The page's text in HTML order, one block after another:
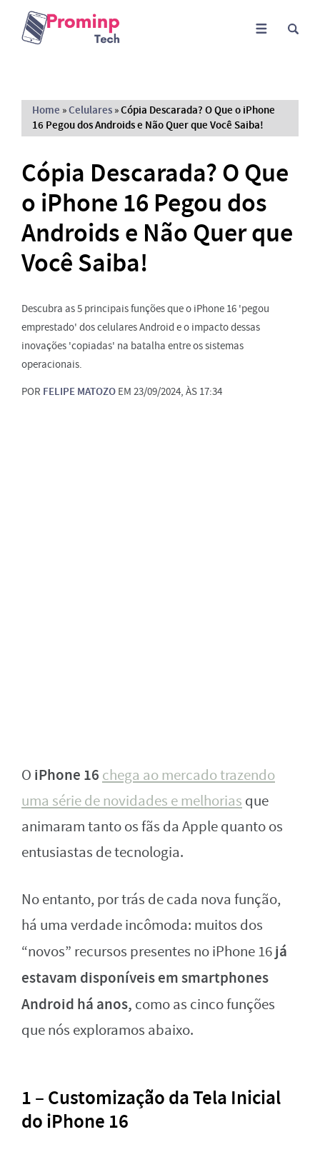
Home »Celulares »Cópia Descarada? O Que o iPhone
16 Pegou dos Androids e Não Quer que Você Saiba!
Cópia Descarada? O Que
o iPhone 16 Pegou dos
Androids e Não Quer que
Você Saiba!
Descubra as 5 principais funções que o iPhone 16 'pegou
emprestado' dos celulares Android e o impacto dessas
inovações 'copiadas' na batalha entre os sistemas
operacionais.
POR FELIPE MATOZO EM 23/09/2024, ÀS 17:34
O iPhone 16 chega ao mercado trazendo
uma série de novidades e melhorias que
animaram tanto os fãs da Apple quanto os
entusiastas de tecnologia.
No entanto, por trás de cada nova função,
há uma verdade incômoda: muitos dos
“novos” recursos presentes no iPhone 16já
estavam disponíveis em smartphones
Android há anos, como as cinco funções
que nós exploramos abaixo.
1 – Customização da Tela Inicial
do iPhone 16